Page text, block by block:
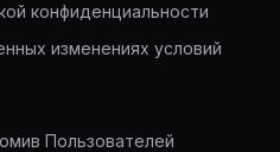
конфиденциальности
изменениях условий
Пользователей